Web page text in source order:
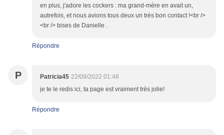
en plus, j'adore les cockers : ma grand-mère en avait un,
autrefois, et nous avions tous deux un très bon contact !<br />
<br /> bises de Danielle .
Répondre
P Patricia45 22/09/2022 01:48
je te le redis ici, ta page est vraiment très jolie!
Répondre